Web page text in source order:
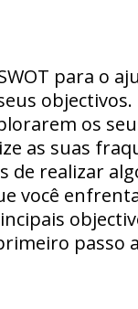
para o
objectivos.
os
as suas
de realizar
você
passo